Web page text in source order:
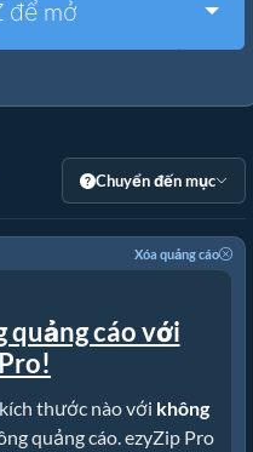
để mở
Chuyển đến mục
Xóa quảng cáo
quảng cáo với
thước nào với không
quảng cáo. ezyZip Pro